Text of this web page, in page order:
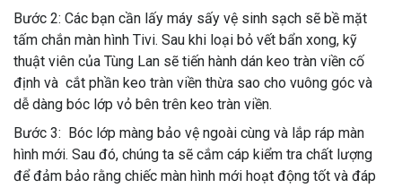
Bước 2: Các bạn cần lấy máy sấy vệ sinh sạch sẽ bề mặt
tấm chắn màn hình Tivi. Sau khi loại bỏ vết bẩn xong, kỹ
thuật viên của Tùng Lan sẽ tiến hành dán keo tràn viền cố
định và cắt phần keo tràn viền thừa sao cho vuông góc và
dễ dàng bóc lớp vỏ bên trên keo tràn viền.
Bước 3: Bóc lớp màng bảo vệ ngoài cùng và lắp ráp màn
hình mới. Sau đó, chúng ta sẽ cắm cáp kiểm tra chất lượng
để đảm bảo rằng chiếc màn hình mới hoạt động tốt và đáp